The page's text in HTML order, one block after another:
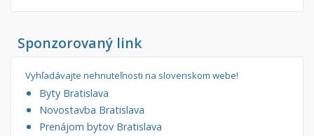
Sponzorovaný link
Vyhľadávajte nehnuteľnosti na slovenskom webe!
Byty Bratislava
Novostavba Bratislava
Prenájom bytov Bratislava